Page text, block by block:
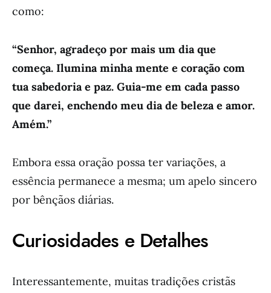
como:
“Senhor, agradeço por mais um dia que
começa. Ilumina minha mente e coração com
tua sabedoria e paz. Guia-me em cada passo
que darei, enchendo meu dia de beleza e amor.
Amém.”
Embora essa oração possa ter variações, a
essência permanece a mesma; um apelo sincero
por bênçãos diárias.
Curiosidades e Detalhes
Interessantemente, muitas tradições cristãs